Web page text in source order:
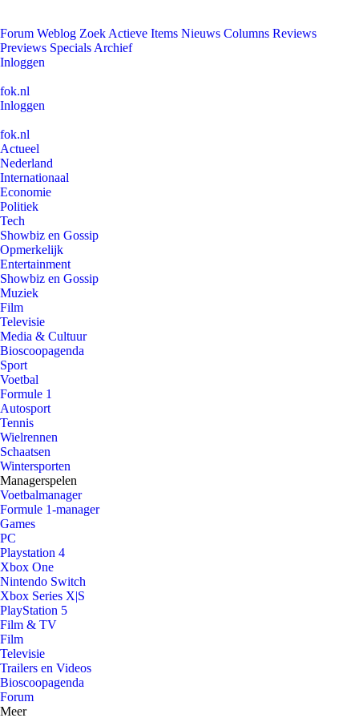
Forum Weblog Zoek Actieve Items Nieuws Columns Reviews
Previews Specials Archief
Inloggen
fok.nl
Inloggen
fok.nl
Actueel
Nederland
Internationaal
Economie
Politiek
Tech
Showbiz en Gossip
Opmerkelijk
Entertainment
Showbiz en Gossip
Muziek
Film
Televisie
Media & Cultuur
Bioscoopagenda
Sport
Voetbal
Formule 1
Autosport
Tennis
Wielrennen
Schaatsen
Wintersporten
Managerspelen
Voetbalmanager
Formule 1-manager
Games
PC
Playstation 4
Xbox One
Nintendo Switch
Xbox Series X|S
PlayStation 5
Film & TV
Film
Televisie
Trailers en Videos
Bioscoopagenda
Forum
Meer